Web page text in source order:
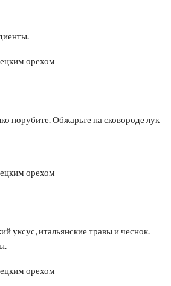
порубите. Обжарьте на сковороде лук
уксус, итальянские травы и чеснок.